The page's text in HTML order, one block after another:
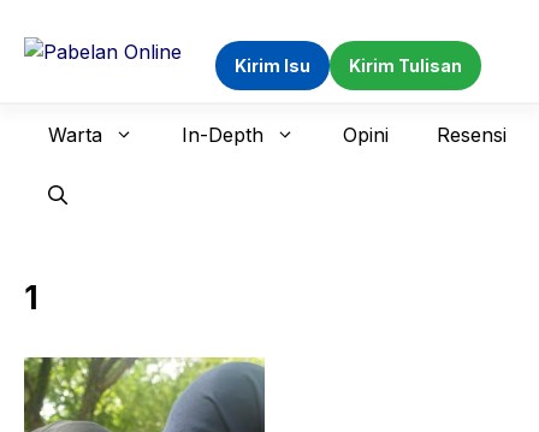
Kirim Isu Kirim Tulisan
Warta In-Depth Opini Resensi
1